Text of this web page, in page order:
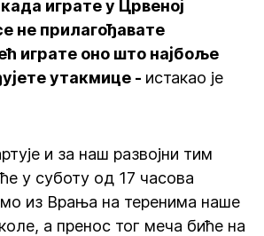
играте у Црвеној
не прилагођавате
играте оно што најбоље
утакмице - истакао је
и за наш развојни тим
у суботу од 17 часова
из Врања на теренима наше
а пренос тог меча биће на